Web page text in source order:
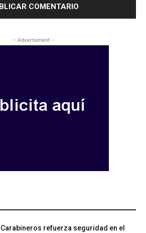
- Advertisment -
Carabineros refuerza seguridad en el